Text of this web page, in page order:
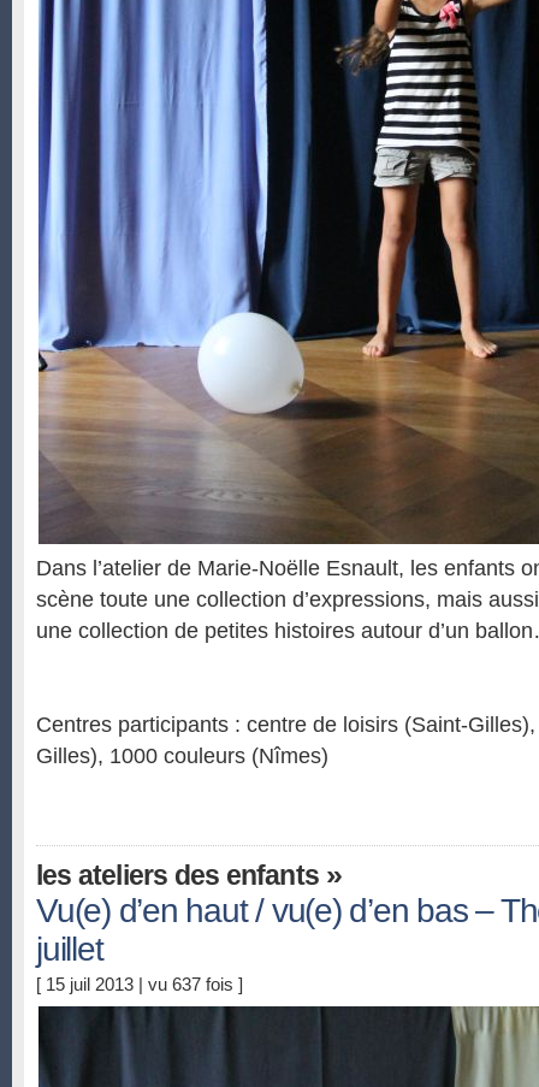
Dans l’atelier de Marie-Noëlle Esnault, les enfants
scène toute une collection d’expressions, mais
une collection de petites histoires autour d’un
Centres participants : centre de loisirs (Saint-
Gilles), 1000 couleurs (Nîmes)
les ateliers des enfants »
Vu(e) d’en haut / vu(e) d’en bas –
juillet
[ 15 juil 2013 | vu 637 fois ]